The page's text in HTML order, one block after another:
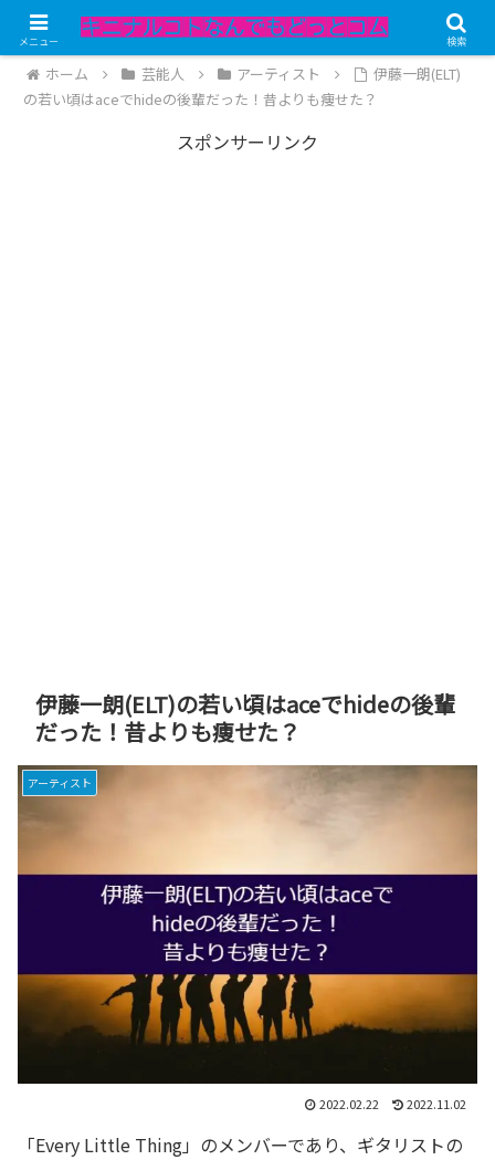
記事内にPRが含まれています。
ホーム 芸能人 アーティスト
伊藤一朗(ELT)
の若い頃はaceでhideの後輩だった！昔よりも痩せた？
スポンサーリンク
伊藤一朗(ELT)の若い頃はaceでhideの後輩
だった！昔よりも痩せた？
アーティスト
2022.02.22 2022.11.02
「Every Little Thing」のメンバーであり、ギタリストの
メニュー 検索